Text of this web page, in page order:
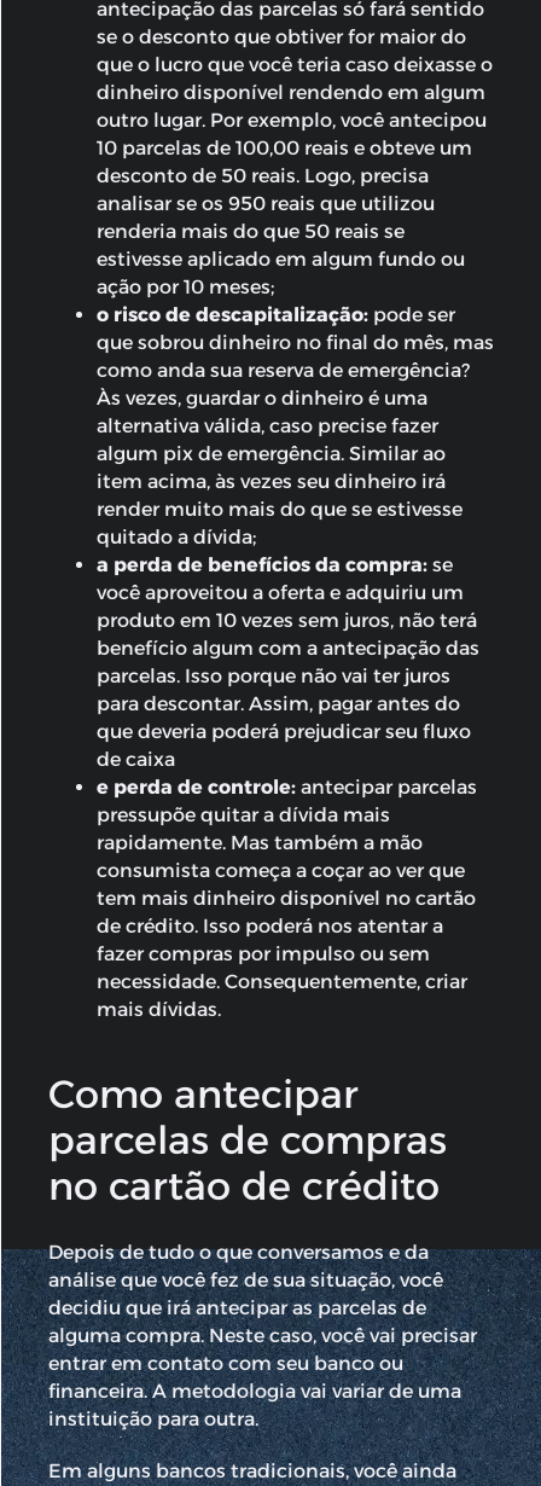
antecipação das parcelas só fará sentido
se o desconto que obtiver for maior do
que o lucro que você teria caso deixasse o
dinheiro disponível rendendo em algum
outro lugar. Por exemplo, você antecipou
10 parcelas de 100,00 reais e obteve um
desconto de 50 reais. Logo, precisa
analisar se os 950 reais que utilizou
renderia mais do que 50 reais se
estivesse aplicado em algum fundo ou
ação por 10 meses;
o risco de descapitalização: pode ser
que sobrou dinheiro no final do mês, mas
como anda sua reserva de emergência?
Às vezes, guardar o dinheiro é uma
alternativa válida, caso precise fazer
algum pix de emergência. Similar ao
item acima, às vezes seu dinheiro irá
render muito mais do que se estivesse
quitado a dívida;
a perda de benefícios da compra: se
você aproveitou a oferta e adquiriu um
produto em 10 vezes sem juros, não terá
benefício algum com a antecipação das
parcelas. Isso porque não vai ter juros
para descontar. Assim, pagar antes do
que deveria poderá prejudicar seu fluxo
de caixa
e perda de controle: antecipar parcelas
pressupõe quitar a dívida mais
rapidamente. Mas também a mão
consumista começa a coçar ao ver que
tem mais dinheiro disponível no cartão
de crédito. Isso poderá nos atentar a
fazer compras por impulso ou sem
necessidade. Consequentemente, criar
mais dívidas.
Como antecipar
parcelas de compras
no cartão de crédito
Depois de tudo o que conversamos e da
análise que você fez de sua situação, você
decidiu que irá antecipar as parcelas de
alguma compra. Neste caso, você vai precisar
entrar em contato com seu banco ou
financeira. A metodologia vai variar de uma
instituição para outra.
Em alguns bancos tradicionais, você ainda